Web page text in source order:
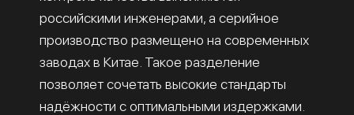
российскими инженерами, а серийное
производство размещено на современных
заводах в Китае. Такое разделение
позволяет сочетать высокие стандарты
надёжности с оптимальными издержками.